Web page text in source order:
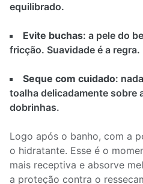
equilibrado.
Evite buchas: a pele do
fricção. Suavidade é a regra.
Seque com cuidado:
toalha delicadamente sobre
dobrinhas.
Logo após o banho, com a
o hidratante. Esse é o
mais receptiva e absorve
a proteção contra o